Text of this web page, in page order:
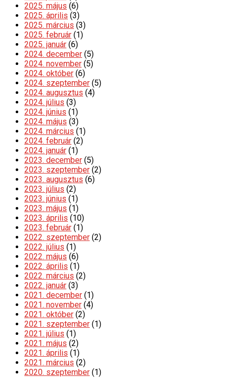
2025. május (6)
2025. április (3)
2025. március (3)
2025. február (1)
2025. január (6)
2024. december (5)
2024. november (5)
2024. október (6)
2024. szeptember (5)
2024. augusztus (4)
2024. július (3)
2024. június (1)
2024. május (3)
2024. március (1)
2024. február (2)
2024. január (1)
2023. december (5)
2023. szeptember (2)
2023. augusztus (6)
2023. július (2)
2023. június (1)
2023. május (1)
2023. április (10)
2023. február (1)
2022. szeptember (2)
2022. július (1)
2022. május (6)
2022. április (1)
2022. március (2)
2022. január (3)
2021. december (1)
2021. november (4)
2021. október (2)
2021. szeptember (1)
2021. július (1)
2021. május (2)
2021. április (1)
2021. március (2)
2020. szeptember (1)